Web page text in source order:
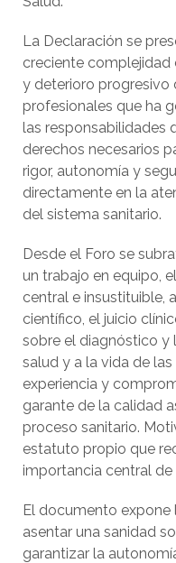
La Declaración se
creciente complejidad
y deterioro progresivo
profesionales que ha
las responsabilidades
derechos necesarios
rigor, autonomía y
directamente en la
del sistema sanitario.
Desde el Foro se
un trabajo en equipo,
central e insustituible,
científico, el juicio
sobre el diagnóstico y
salud y a la vida de
experiencia y
garante de la calidad
proceso sanitario.
estatuto propio que
importancia central de
El documento expone
asentar una sanidad
garantizar la